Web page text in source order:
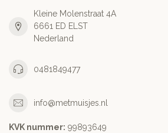
Kleine Molenstraat 4A
6661 ED ELST
Nederland
0481849477
info@metmuisjes.nl
KVK nummer: 99893649